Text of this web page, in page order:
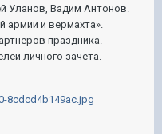
Уланов, Вадим Антонов.
армии и вермахта».
праздника.
личного зачёта.